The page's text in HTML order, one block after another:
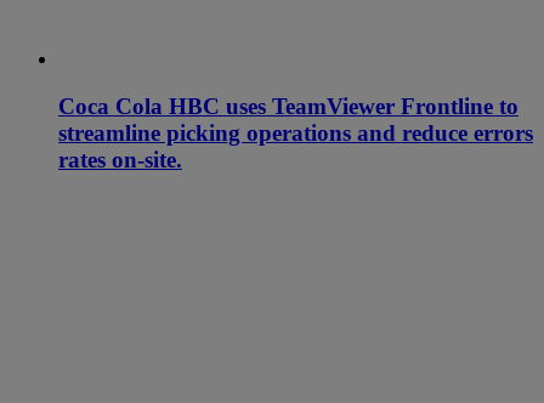
Coca Cola HBC uses TeamViewer Frontline to
streamline picking operations and reduce errors
rates on-site.